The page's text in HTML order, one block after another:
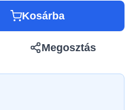
Kosárba
Megosztás